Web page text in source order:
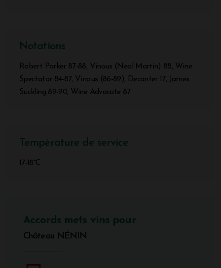
Notations
Robert Parker 87-88, Vinous (Neal Martin) 88, Wine
Spectator 84-87, Vinous (86-89), Decanter 17, James
Suckling 89-90, Wine Advocate 87
Température de service
17-18°C
Accords mets vins pour
Château NÉNIN